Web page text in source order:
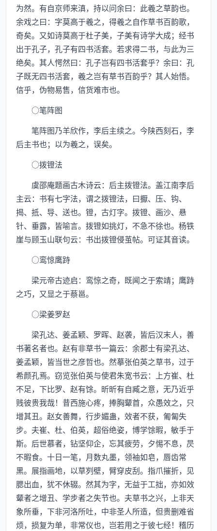
为然。有自京师来滇，持以问余曰：此羲之草韵也。
余戏之曰：字莫高于羲之，得羲之自作草书百韵歌，
奇矣。又如诗莫高于杜子美，子美有诗学大成；经书
出于孔子，孔子有四书活套。若求得二书，与此为三
绝矣。其人愕然曰：孔子岂有四书活套乎？余曰：孔
子既无四书活套，羲之岂有草书百韵乎？其人始悟。
信乎，伪物易售，信货难市也。
○笔阵图
笔阵图乃羊欣作，李后主续之。今陕西刻石，李
后主书也；以为羲之，误矣。
○拨镫法
虞邵庵题画古木诗云：后主拨镫法。盖江南李后
主云：书有七字法，谓之拨镫法，曰擫、压、钩、
揭、抵、导、送也。镫，古灯字。拨镫、画沙、悬
针、垂露，皆喻言。拨镫如挑灯，不急不徐也。杨铁
崖与顾玉山联句云：书出拨镫侵茧帖。可证其音读。
○鸾惊鹰跱
梁元帝古迹启：鸾惊之奇，既闻之于索靖；鹰跱
之巧，又显之于蔡邕。
○梁姜罗赵
梁孔达、姜孟颖、罗晖、赵袭，皆后汉末人，善
书著名者也。赵有非草书一篇云：余郡士有梁孔达、
姜孟颖，皆当世之彦哲也。然摹张伯英之草书，过于
希颜孔焉。窃览张伯英与使君朱宽书云：上方崔、杜
不足，下比罗、赵有馀。昕昕有自臧之意，无乃近乎
贱彼贵我哉！昔西施心疼，捧胸颦首，众愚效之，只
增其丑。赵女善舞，行步媚蛊，效者不获，匍匐失
步。夫崔、杜、伯英，超俗绝姿，博学馀暇，敏手于
斯。后世慕者，钻坚仰企，忘其疲劳，夕惕不息，昃
不暇食。十日一笔，月数丸墨，领袖如皂，唇齿常
黑。展指画地，以草刿壁，臂穿皮刮。指爪摧折，见
腮出血，犹不休辍。然其为字，无益于工拙，亦如效
颦者之增丑、学步者之失节也。夫草书之兴，上非天
象所垂，下非河洛所吐，中非圣人所造，但贵删难省
烦，损复为单，非常仪也，岂若用之于彼七经！稽历